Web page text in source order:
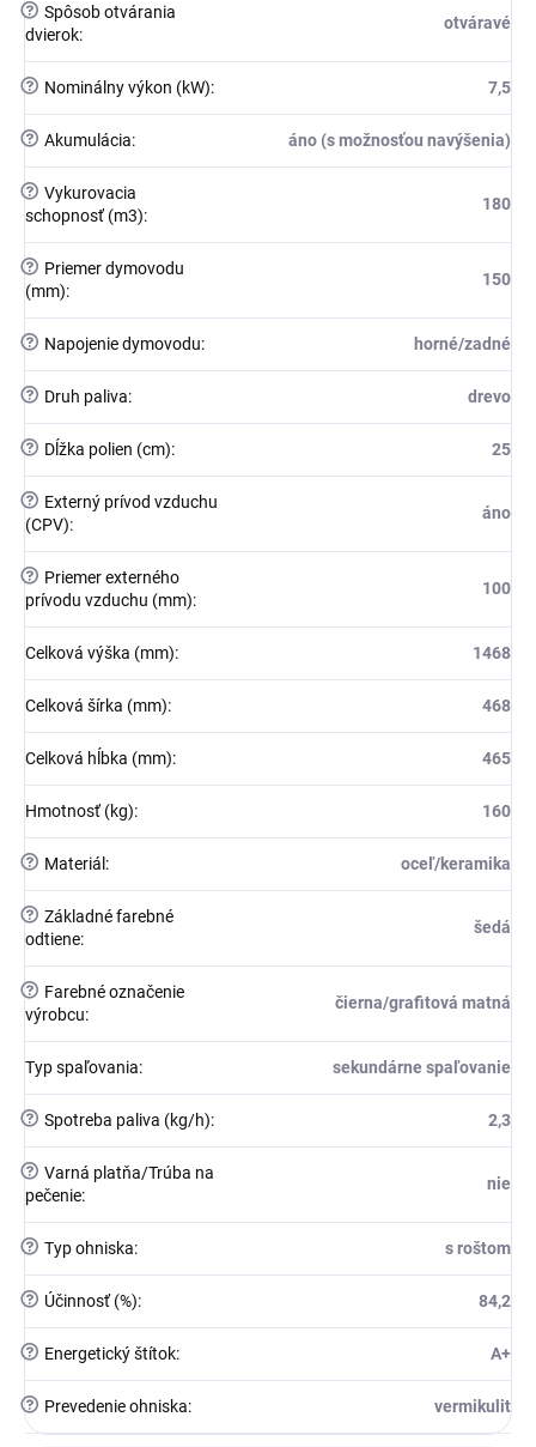
? Spôsob otvárania
dvierok:
otváravé
? Nominálny výkon (kW): 7,5
? Akumulácia: áno (s možnosťou navýšenia)
? Vykurovacia
schopnosť (m3):
180
?
Priemer dymovodu
(mm):
150
? Napojenie dymovodu: horné/zadné
? Druh paliva: drevo
? Dĺžka polien (cm): 25
?
Externý prívod vzduchu
(CPV):
áno
?
Priemer externého
prívodu vzduchu (mm):
100
Celková výška (mm): 1468
Celková šírka (mm): 468
Celková hĺbka (mm): 465
Hmotnosť (kg): 160
? Materiál : oceľ/keramika
? Základné farebné
odtiene:
šedá
?
Farebné označenie
výrobcu:
čierna/grafitová matná
Typ spaľovania: sekundárne spaľovanie
? Spotreba paliva (kg/h): 2,3
? Varná platňa/Trúba na
pečenie:
nie
? Typ ohniska: s roštom
? Účinnosť (%): 84,2
? Energetický štítok: A+
? Prevedenie ohniska: vermikulit